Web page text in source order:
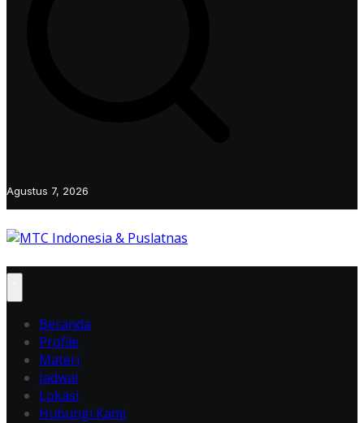
Agustus 7, 2026
Beranda
Profile
Materi
Jadwal
Lokasi
Hubungi Kami